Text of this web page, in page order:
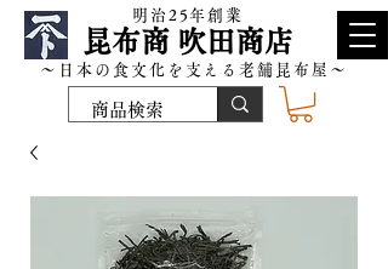
昆布商 吹田商店
​明治25年創業
～日本の食文化を支える老舗昆布屋～